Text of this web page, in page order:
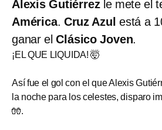
Alexis Gutiérrezle mete el
América. Cruz Azul está a
ganar elClásico Joven.
¡EL QUE LIQUIDA! 🤯
Así fue el gol con el que Alexis
la noche para los celestes, disparo
🧤.